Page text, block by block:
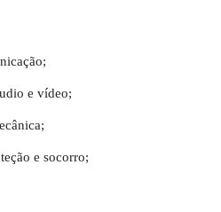
e vídeo;
e socorro;